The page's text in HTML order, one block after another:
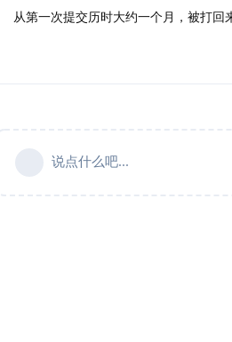
从第一次提交历时大约一个月，被打回
说点什么吧...